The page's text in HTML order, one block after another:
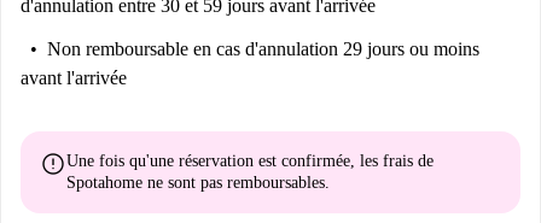
d'annulation entre 30 et 59 jours avant l'arrivée
Non remboursable en cas d'annulation 29 jours ou moins
avant l'arrivée
errorUne fois qu'une réservation est confirmée, les frais de
Spotahome ne sont pas remboursables.